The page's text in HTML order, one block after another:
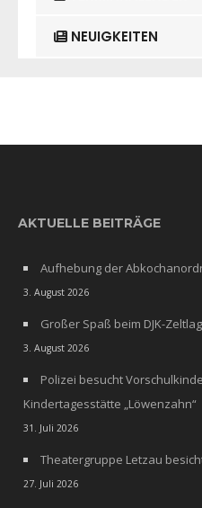
NEUIGKEITEN
AKTUELLE BEITRÄGE
Aufhebung der
3. August 2026
Großer Spaß beim DJK-
3. August 2026
Polizei besucht
Kindertagesstätte „Löwenzahn“
31. Juli 2026
Theatergruppe Letzau
27. Juli 2026